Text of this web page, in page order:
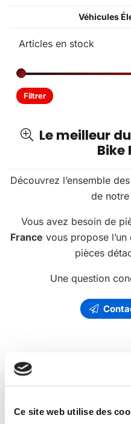
Ce site web utilise des
Véhicules
Filtrer
Le meilleur
Bike
Découvrez l’ensemble
de
Vous avez besoin de
France vous propose
pièces
Une question
Les